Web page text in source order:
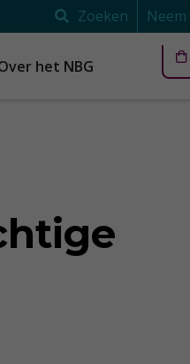
Zoeken
het NBG